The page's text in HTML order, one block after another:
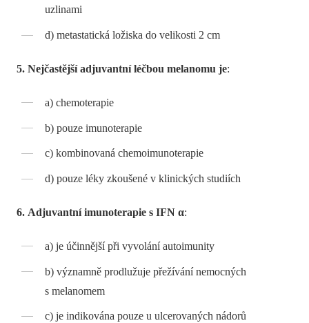
uzlinami
d) metastatická ložiska do velikosti 2 cm
5. Nejčastější adjuvantní léčbou melanomu je:
a) chemoterapie
b) pouze imunoterapie
c) kombinovaná chemoimunoterapie
d) pouze léky zkoušené v klinických studiích
6. Adjuvantní imunoterapie s IFN α:
a) je účinnější při vyvolání autoimunity
b) významně prodlužuje přežívání nemocných
s melanomem
c) je indikována pouze u ulcerovaných nádorů